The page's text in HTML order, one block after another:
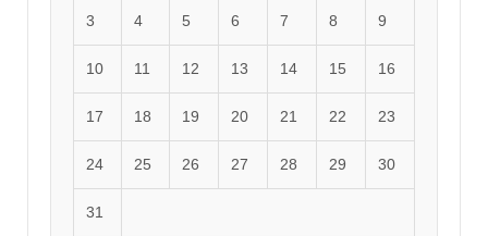
3 4 5 6 7 8 9
10 11 12 13 14 15 16
17 18 19 20 21 22 23
24 25 26 27 28 29 30
31